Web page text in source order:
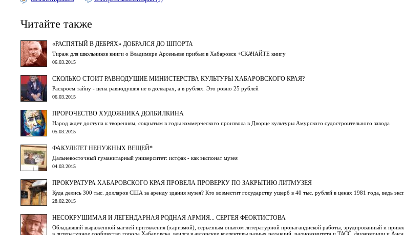
Читайте также
«РАСПЯТЫЙ В ДЕБРЯХ» ДОБРАЛСЯ ДО ШПОРТА
Тираж для школьников книги о Владимире Арсеньеве прибыл в Хабаровск +СКАЧАЙТЕ книгу
06.03.2015
СКОЛЬКО СТОИТ РАВНОДУШИЕ МИНИСТЕРСТВА КУЛЬТУРЫ ХАБАРОВСКОГО КРАЯ?
Раскроем тайну - цена равнодушия не в долларах, а в рублях. Это ровно 25 рублей
06.03.2015
ПРОРОЧЕСТВО ХУДОЖНИКА ДОЛБИЛКИНА
Народ ждет доступа к творениям, сокрытым в годы коммерческого произвола в Дворце культуры Амурского судостроительного завода
05.03.2015
ФАКУЛЬТЕТ НЕНУЖНЫХ ВЕЩЕЙ*
Дальневосточный гуманитарный университет: истфак - как экспонат музея
04.03.2015
ПРОКУРАТУРА ХАБАРОВСКОГО КРАЯ ПРОВЕЛА ПРОВЕРКУ ПО ЗАКРЫТИЮ ЛИТМУЗЕЯ
Куда делись 300 тыс. долларов США за аренду здания музея? Кто возместит государству ущерб в 40 тыс. рублей в ценах 1981 года, ведь
28.02.2015
НЕСОКРУШИМАЯ И ЛЕГЕНДАРНАЯ РОДНАЯ АРМИЯ... СЕРГЕЯ ФЕОКТИСТОВА
Обладавший выраженной магией притяжения (харизмой), серьезным опытом литературной пропагандиской работы, эрудированный и
в литературное сообщество города Хабаровска, влился в авторские коллективы разных редакций, радиокомитета и ТАСС, филармонии и